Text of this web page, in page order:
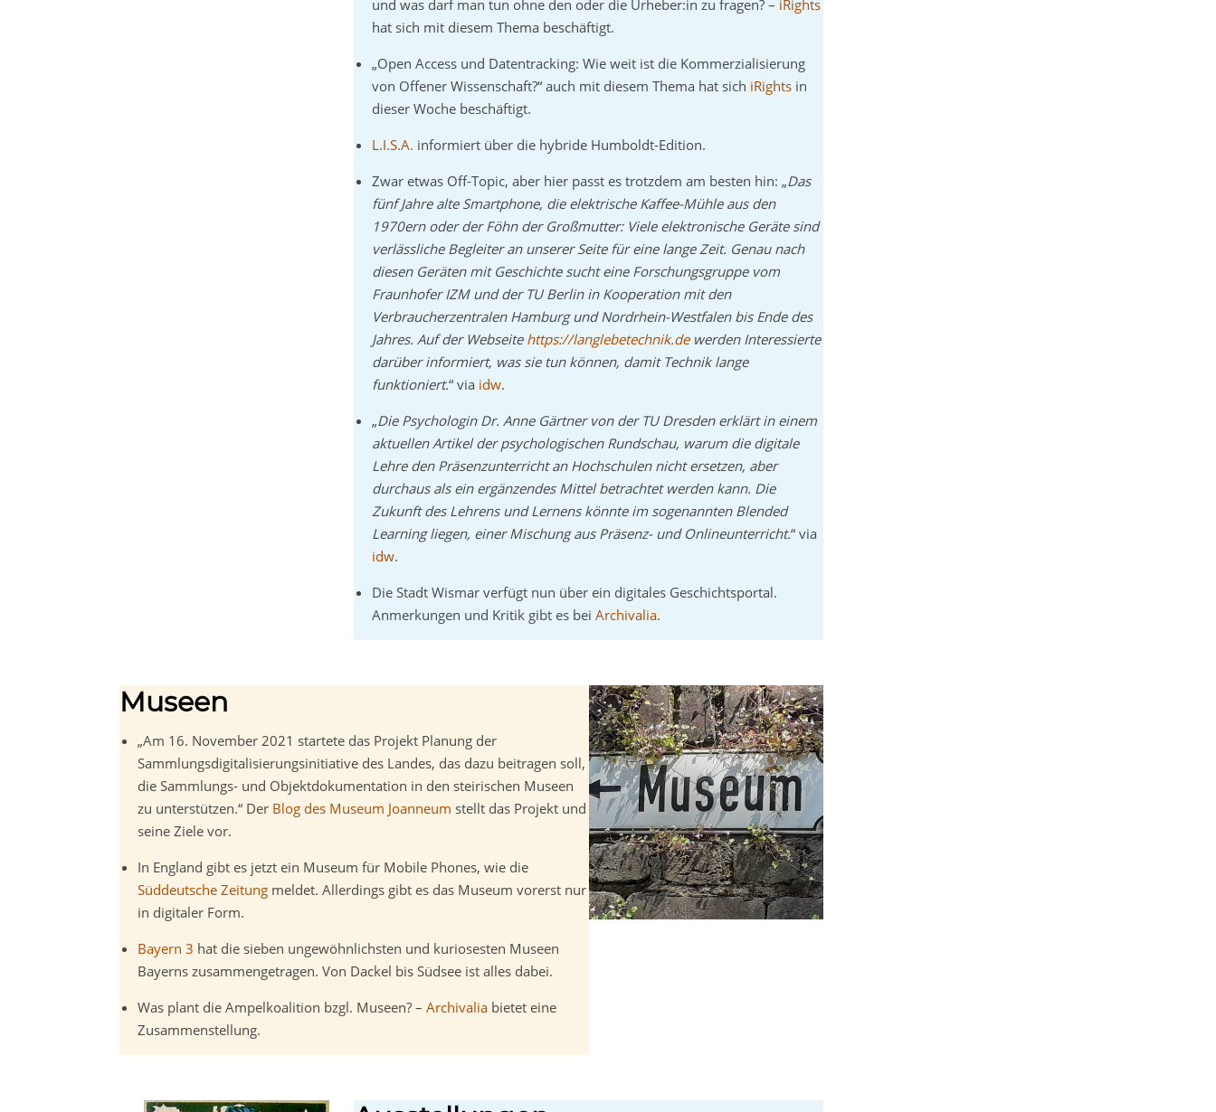
und was darf man tun ohne den oder die Urheber:in zu fragen? – iRights
hat sich mit diesem Thema beschäftigt.
„Open Access und Datentracking: Wie weit ist die Kommerzialisierung
von Offener Wissenschaft?“ auch mit diesem Thema hat sich iRights in
dieser Woche beschäftigt.
L.I.S.A. informiert über die hybride Humboldt-Edition.
Zwar etwas Off-Topic, aber hier passt es trotzdem am besten hin: „Das
fünf Jahre alte Smartphone, die elektrische Kaffee-Mühle aus den
1970ern oder der Föhn der Großmutter: Viele elektronische Geräte sind
verlässliche Begleiter an unserer Seite für eine lange Zeit. Genau nach
diesen Geräten mit Geschichte sucht eine Forschungsgruppe vom
Fraunhofer IZM und der TU Berlin in Kooperation mit den
Verbraucherzentralen Hamburg und Nordrhein-Westfalen bis Ende des
Jahres. Auf der Webseite https://langlebetechnik.dewerden Interessierte
darüber informiert, was sie tun können, damit Technik lange
funktioniert.“ via idw.
„Die Psychologin Dr. Anne Gärtner von der TU Dresden erklärt in einem
aktuellen Artikel der psychologischen Rundschau, warum die digitale
Lehre den Präsenzunterricht an Hochschulen nicht ersetzen, aber
durchaus als ein ergänzendes Mittel betrachtet werden kann. Die
Zukunft des Lehrens und Lernens könnte im sogenannten Blended
Learning liegen, einer Mischung aus Präsenz- und Onlineunterricht.“ via
idw.
Die Stadt Wismar verfügt nun über ein digitales Geschichtsportal.
Anmerkungen und Kritik gibt es beiArchivalia.
Museen
„Am 16. November 2021 startete das Projekt Planung der
Sammlungsdigitalisierungsinitiative des Landes, das dazu beitragen soll,
die Sammlungs- und Objektdokumentation in den steirischen Museen
zu unterstützen.“ Der Blog des Museum Joanneum stellt das Projekt und
seine Ziele vor.
In England gibt es jetzt ein Museum für Mobile Phones, wie die
Süddeutsche Zeitung meldet. Allerdings gibt es das Museum vorerst nur
in digitaler Form.
Bayern 3 hat die sieben ungewöhnlichsten und kuriosesten Museen
Bayerns zusammengetragen. Von Dackel bis Südsee ist alles dabei.
Was plant die Ampelkoalition bzgl. Museen? – Archivalia bietet eine
Zusammenstellung.